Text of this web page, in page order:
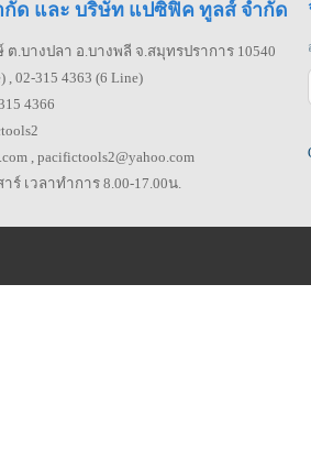
ด และ บริษัท แปซิฟิค ทูลส์ จำกัด
.บางปลา อ.บางพลี จ.สมุทรปราการ 10540
, 02-315 4363 (6 Line)
4366
, pacifictools2@yahoo.com
เวลาทำการ 8.00-17.00น.